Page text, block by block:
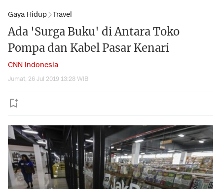
Gaya Hidup Travel
Ada 'Surga Buku' di Antara Toko
Pompa dan Kabel Pasar Kenari
CNN Indonesia
Jumat, 26 Jul 2019 13:28 WIB